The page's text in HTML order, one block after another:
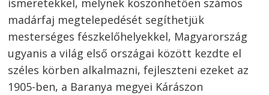
ismeretekkel, melynek köszönhetően számos
madárfaj megtelepedését segíthetjük
mesterséges fészkelőhelyekkel, Magyarország
ugyanis a világ első országai között kezdte el
széles körben alkalmazni, fejleszteni ezeket az
1905-ben, a Baranya megyei Kárászon